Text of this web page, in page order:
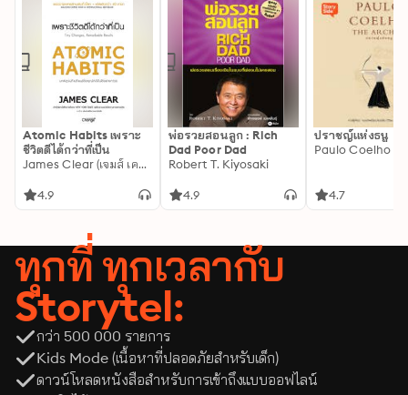
Atomic Habits เพราะ
ชีวิตดีได้กว่าที่เป็น
James Clear (เจมส์ เคลียร์)
4.9
พ่อรวยสอนลูก : Rich
Dad Poor Dad
Robert T. Kiyosaki
4.9
ปราชญ์แห่งธนู
Paulo Coelho
4.7
ทุกที่ ทุกเวลากับ
Storytel:
กว่า 500 000 รายการ
Kids Mode (เนื้อหาที่ปลอดภัยสำหรับเด็ก)
ดาวน์โหลดหนังสือสำหรับการเข้าถึงแบบออฟไลน์